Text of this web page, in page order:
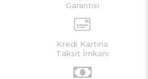
Garantisi
Kredi Kartına
Taksit İmkanı